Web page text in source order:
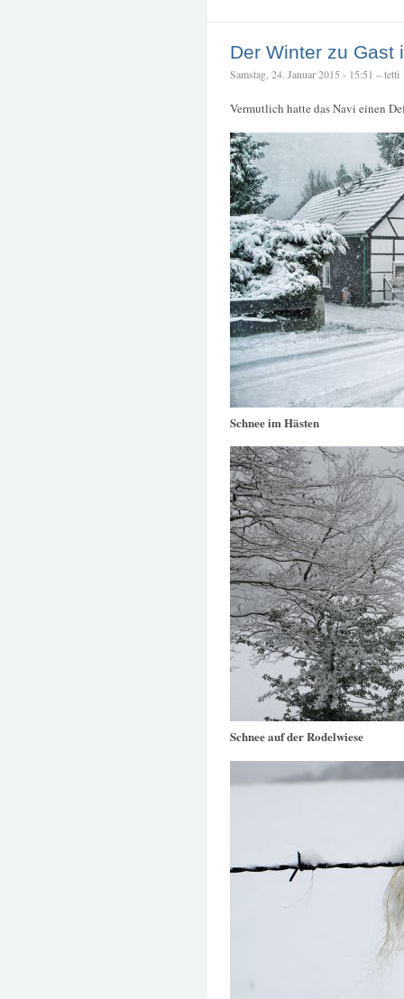
Der Winter zu Gast
Samstag, 24. Januar 2015 - 15:51 – tetti
Vermutlich hatte das Navi einen
Schnee im Hästen
Schnee auf der Rodelwiese